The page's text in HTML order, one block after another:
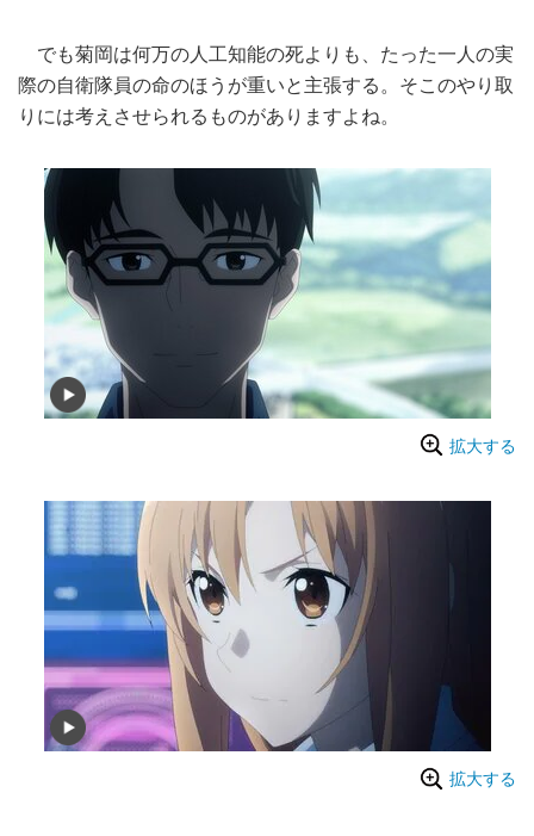
でも菊岡は何万の人工知能の死よりも、たった一人の実
際の自衛隊員の命のほうが重いと主張する。そこのやり取
りには考えさせられるものがありますよね。
拡大する
拡大する